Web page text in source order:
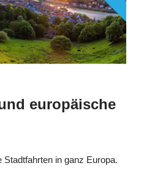
europäische
Stadtfahrten in ganz Europa.